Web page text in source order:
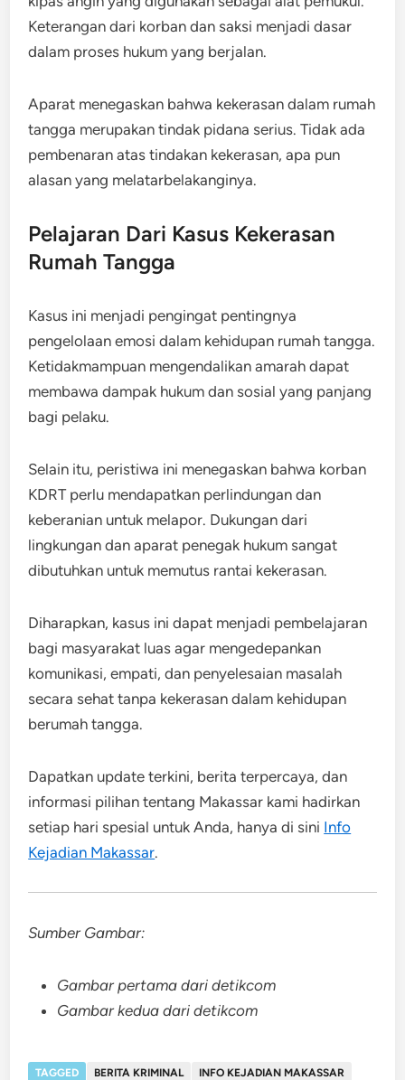
Keterangan dari korban dan saksi menjadi dasar
dalam proses hukum yang berjalan.
Aparat menegaskan bahwa kekerasan dalam rumah
tangga merupakan tindak pidana serius. Tidak ada
pembenaran atas tindakan kekerasan, apa pun
alasan yang melatarbelakanginya.
Pelajaran Dari Kasus Kekerasan
Rumah Tangga
Kasus ini menjadi pengingat pentingnya
pengelolaan emosi dalam kehidupan rumah tangga.
Ketidakmampuan mengendalikan amarah dapat
membawa dampak hukum dan sosial yang panjang
bagi pelaku.
Selain itu, peristiwa ini menegaskan bahwa korban
KDRT perlu mendapatkan perlindungan dan
keberanian untuk melapor. Dukungan dari
lingkungan dan aparat penegak hukum sangat
dibutuhkan untuk memutus rantai kekerasan.
Diharapkan, kasus ini dapat menjadi pembelajaran
bagi masyarakat luas agar mengedepankan
komunikasi, empati, dan penyelesaian masalah
secara sehat tanpa kekerasan dalam kehidupan
berumah tangga.
Dapatkan update terkini, berita terpercaya, dan
informasi pilihan tentang Makassar kami hadirkan
setiap hari spesial untuk Anda, hanya di sini Info
Kejadian Makassar.
Sumber Gambar:
Gambar pertama dari detikcom
Gambar kedua dari detikcom
TAGGED BERITA KRIMINAL
INFO KEJADIAN MAKASSAR